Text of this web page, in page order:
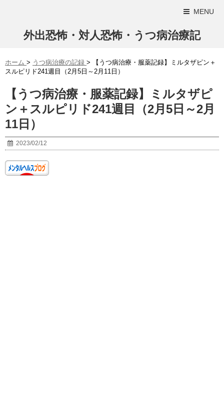
MENU
外出恐怖・対人恐怖・うつ病治療記
ホーム > うつ病治療の記録 >
【うつ病治療・服薬記録】ミルタザピン＋
スルピリド241週目（2月5日～2月11日）
【うつ病治療・服薬記録】ミルタザピ
ン＋スルピリド241週目（2月5日～2月
11日）
2023/02/12